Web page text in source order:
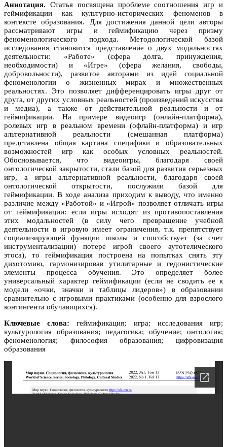
Аннотация. Статья посвящена проблеме соотношения игр и
геймификации как культурно-исторических феноменов в
контексте образования. Для достижения данной цели авторы
рассматривают игры и геймификацию через призму
феноменологического подхода. Методологической базой
исследования становится представление о двух модальностях
деятельности: «Работе» (сфера долга, принуждения,
необходимости) и «Игре» (сфера желания, свободы,
добровольности), развитое авторами из идей социальной
феноменологии о жизненных мирах и множественных
реальностях. Это позволяет дифференцировать игры друг от
друга, от других условных реальностей (произведений искусства
и медиа), а также от действительной реальности и от
геймификации. На примере видеоигр (онлайн-платформа),
ролевых игр в реальном времени (офлайн-платформа) и игр
альтернативной реальности (смешанная платформа)
представлена общая картина специфики и образовательных
возможностей игр как особых условных реальностей.
Обосновывается, что видеоигры, благодаря своей
онтологической закрытости, стали базой для развития серьезных
игр, а игры альтернативной реальности, благодаря своей
онтологической открытости, послужили базой для
геймификации. В ходе анализа приходим к выводу, что именно
различие между «Работой» и «Игрой» позволяет отличать игры
от геймификации: если игры исходят из противопоставления
этих модальностей (в силу чего превращение учебной
деятельности в игровую имеет ограничения, т.к. препятствует
социализирующей функции школы и способствует (за счет
инструментализации) потере игрой своего аутотелического
этоса), то геймификация построена на попытках снять эту
дихотомию, гармонизировав утилитарные и гедонистические
элементы процесса обучения. Это определяет более
универсальный характер геймификации (если не сводить ее к
модели «очки, значки и таблицы лидеров») в образовании
сравнительно с игровыми практиками (особенно для взрослого
контингента обучающихся).
Ключевые слова: геймификация; игра; исследования игр;
культурология образования; педагогика; обучение; онтология;
феноменология; философия образования; цифровизация
образования